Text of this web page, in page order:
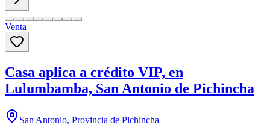
Venta
Casa aplica a crédito VIP, en
Lulumbamba, San Antonio de Pichincha
San Antonio, Provincia de Pichincha